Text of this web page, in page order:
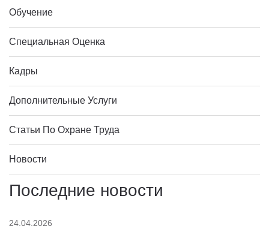
Обучение
Специальная Оценка
Кадры
Дополнительные Услуги
Статьи По Охране Труда
Новости
Последние новости
24.04.2026